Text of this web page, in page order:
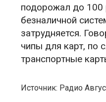
подорожал до 100
безналичной
затрудняется.
чипы для карт, по
транспортные
Источник: Радио